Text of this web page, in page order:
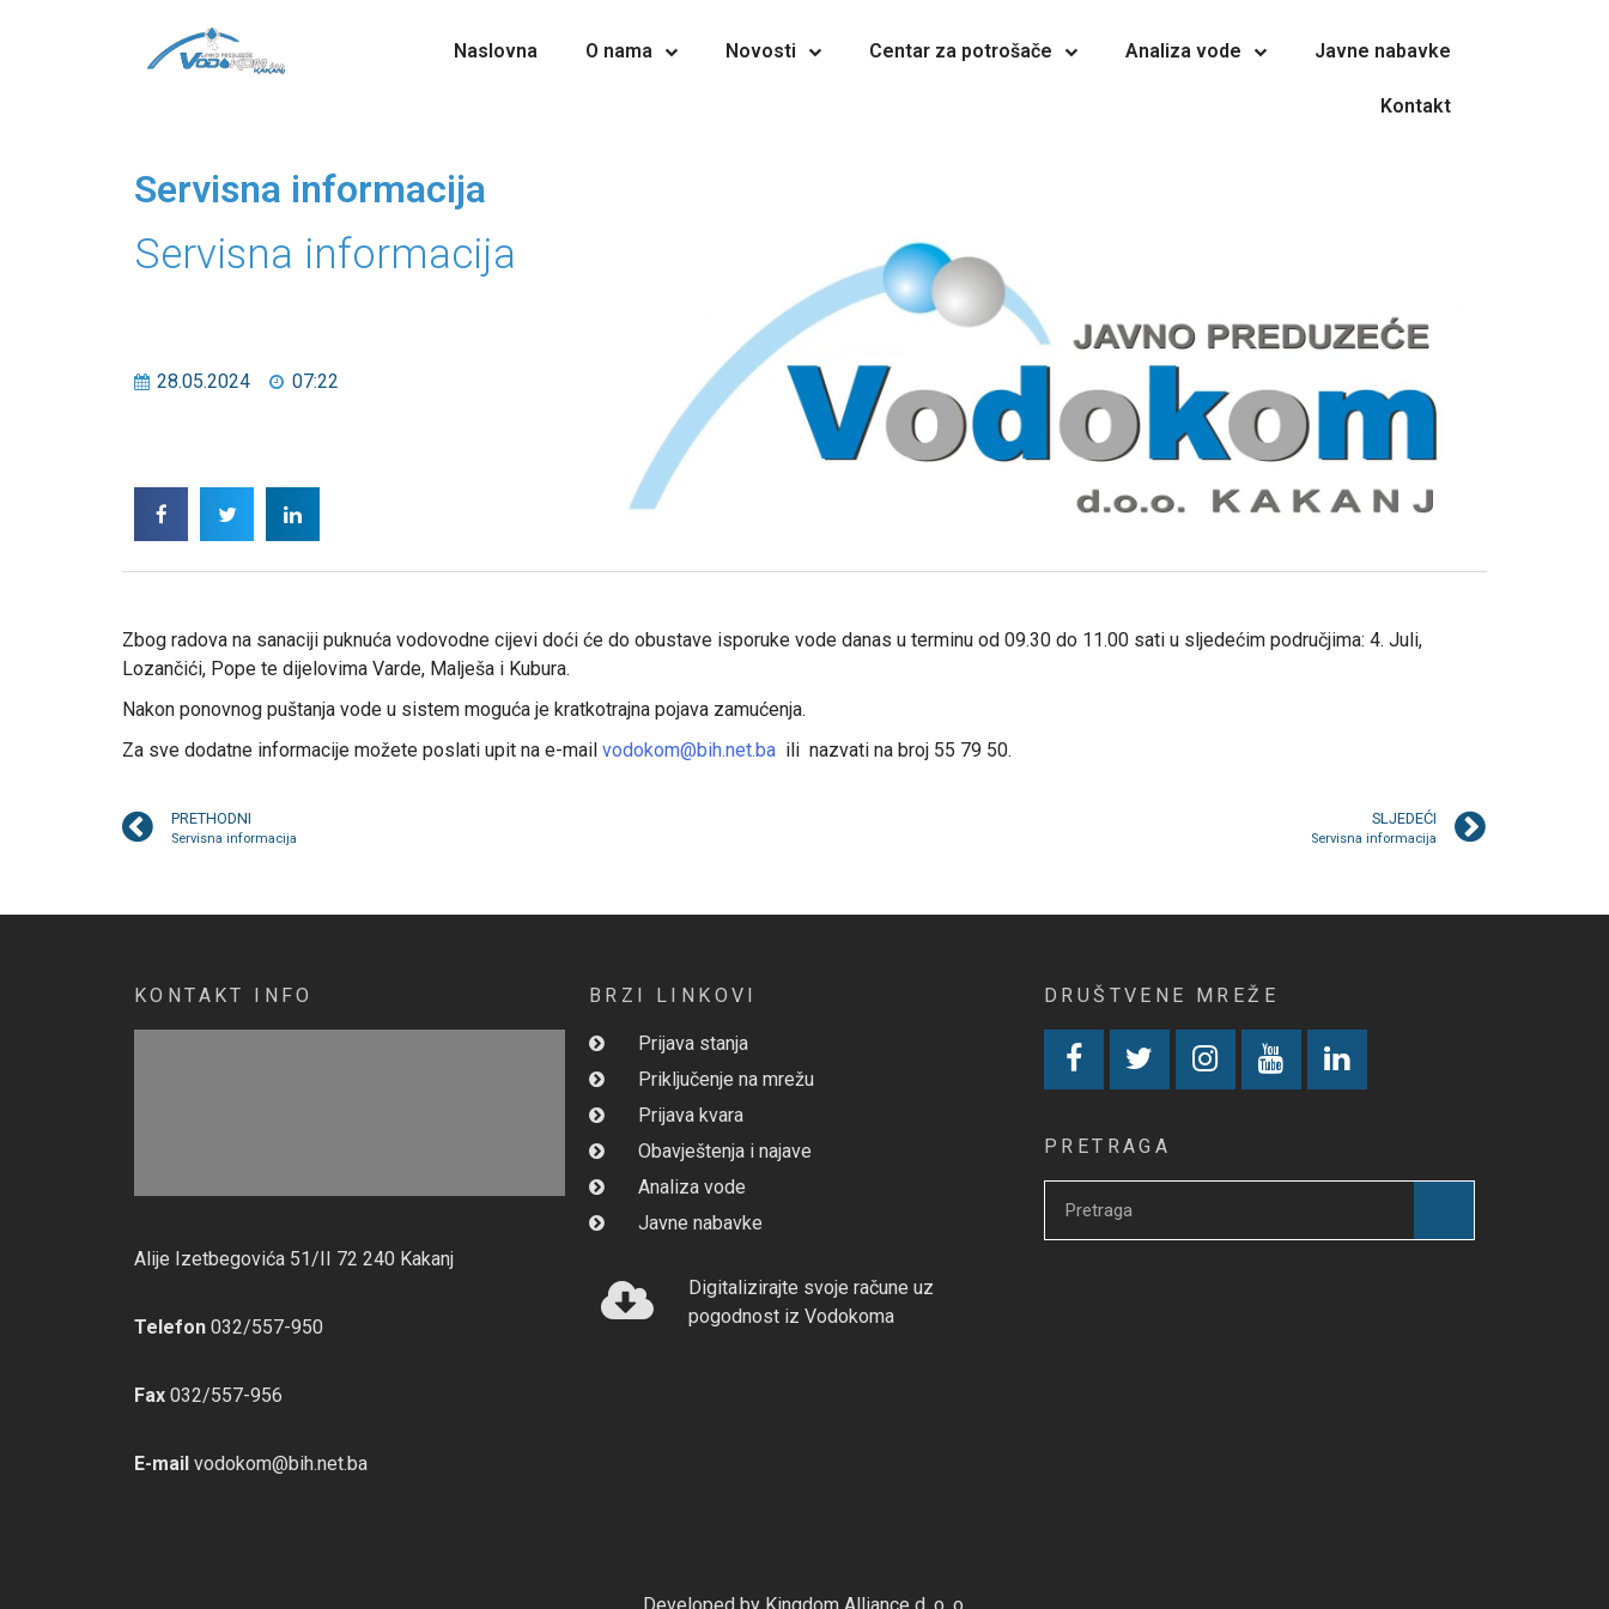
Naslovna O nama Novosti Centar za potrošače Analiza vode Javne nabavke
Kontakt
Servisna informacija
Servisna informacija
28.05.2024 07:22
Zbog radova na sanaciji puknuća vodovodne cijevi doći će do obustave isporuke vode danas u terminu od 09.30 do 11.00 sati u sljedećim područjima: 4. Juli,
Lozančići, Pope te dijelovima Varde, Malješa i Kubura.
Nakon ponovnog puštanja vode u sistem moguća je kratkotrajna pojava zamućenja.
Za sve dodatne informacije možete poslati upit na e-mail vodokom@bih.net.ba ili nazvati na broj 55 79 50.
PRETHODNI
Servisna informacija
SLJEDEĆI
Servisna informacija
KONTAKT INFO
Alije Izetbegovića 51/II 72 240 Kakanj
Telefon 032/557-950
Fax 032/557-956
E-mail vodokom@bih.net.ba
BRZI LINKOVI
Prijava stanja
Priključenje na mrežu
Prijava kvara
Obavještenja i najave
Analiza vode
Javne nabavke
Digitalizirajte svoje račune uz
pogodnost iz Vodokoma
DRUŠTVENE MREŽE
PRETRAGA
Developed by Kingdom Alliance d. o. o.